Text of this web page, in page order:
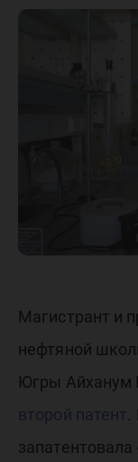
Магистрант и
нефтяной
Югры Айханум
второй патент.